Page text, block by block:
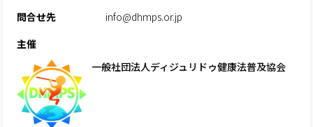
問合せ先
info@dhmps.or.jp
主催
一般社団法人ディジュリドゥ健康法普及協会